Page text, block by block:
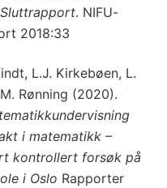
. NIFU-
2018:33
L.J. Kirkebøen, L.
Rønning (2020).
i matematikk –
kontrollert forsøk på
i Oslo Rapporter